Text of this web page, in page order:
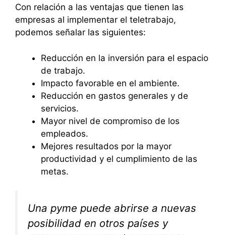
Con relación a las ventajas que tienen las
empresas al implementar el teletrabajo,
podemos señalar las siguientes:
Reducción en la inversión para el espacio
de trabajo.
Impacto favorable en el ambiente.
Reducción en gastos generales y de
servicios.
Mayor nivel de compromiso de los
empleados.
Mejores resultados por la mayor
productividad y el cumplimiento de las
metas.
Una pyme puede abrirse a nuevas
posibilidad en otros países y